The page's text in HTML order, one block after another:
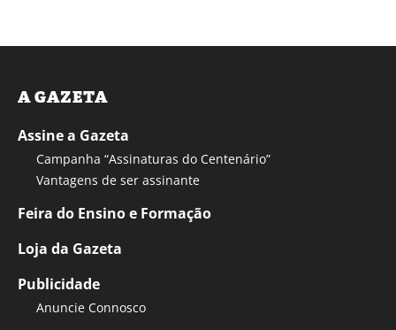
A GAZETA
Assine a Gazeta
Campanha “Assinaturas do Centenário”
Vantagens de ser assinante
Feira do Ensino e Formação
Loja da Gazeta
Publicidade
Anuncie Connosco